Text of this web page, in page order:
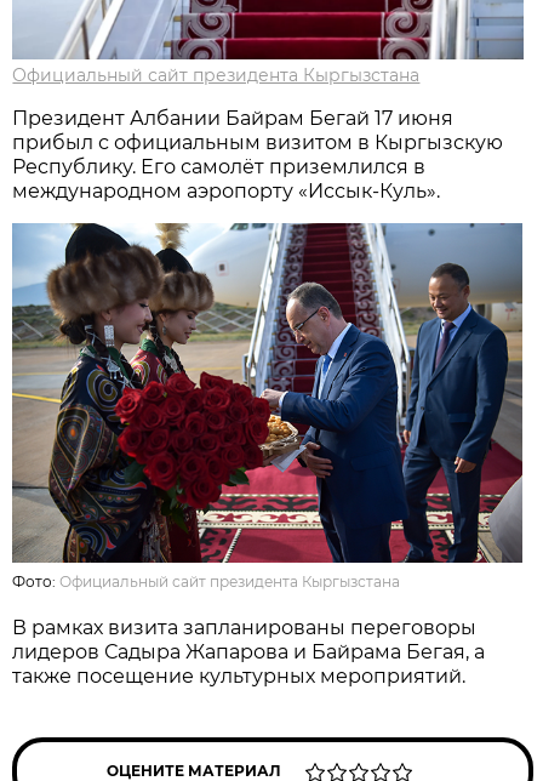
Официальный сайт президента Кыргызстана
Президент Албании Байрам Бегай 17 июня
прибыл с официальным визитом в Кыргызскую
Республику. Его самолёт приземлился в
международном аэропорту «Иссык-Куль».
Фото:Официальный сайт президента Кыргызстана
В рамках визита запланированы переговоры
лидеров Садыра Жапарова и Байрама Бегая, а
также посещение культурных мероприятий.
ОЦЕНИТЕ МАТЕРИАЛ